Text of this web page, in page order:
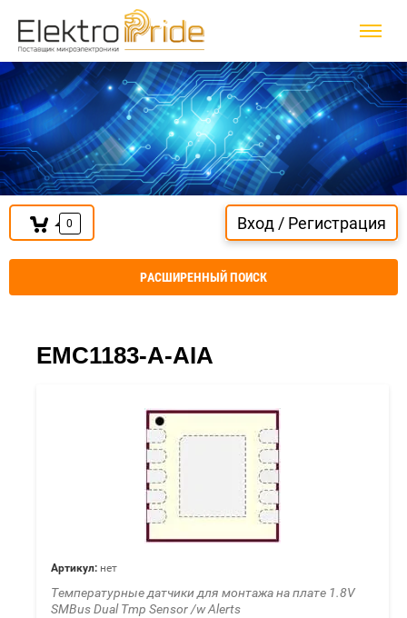
0 Вход / Регистрация
РАСШИРЕННЫЙ ПОИСК
EMC1183-A-AIA
Артикул: нет
Температурные датчики для монтажа на плате 1.8V
SMBus Dual Tmp Sensor /w Alerts